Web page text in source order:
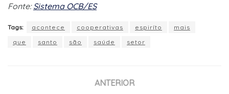
Fonte:Sistema OCB/ES
Tags: acontece cooperativas espiríto
mais
que
santo são saúde setor
ANTERIOR